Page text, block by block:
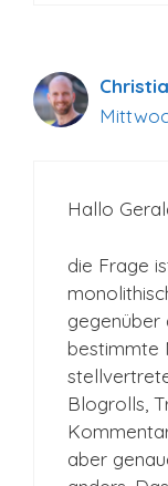
Hallo
die Frage
gegenüber
bestimmte
Blogrolls,
aber